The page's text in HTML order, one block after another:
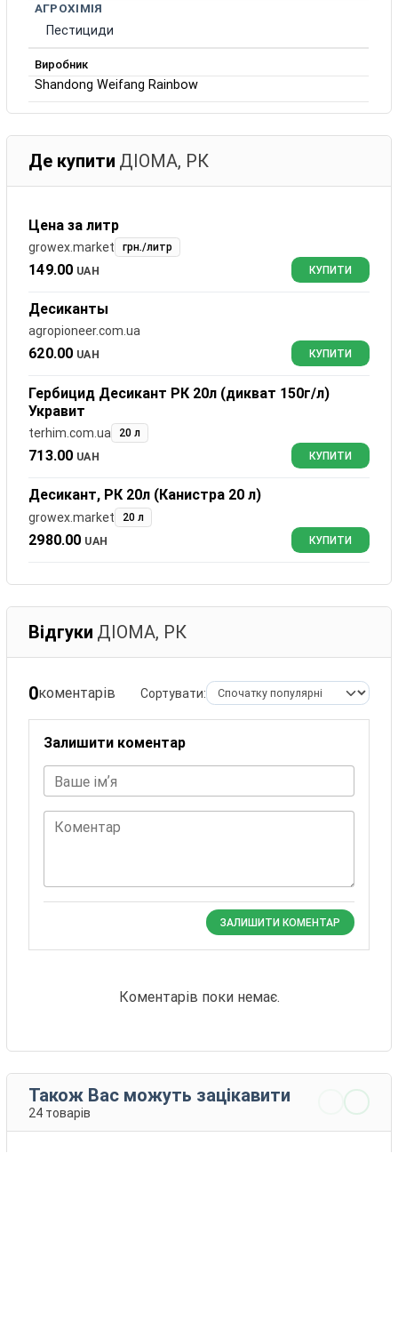
АГРОХІМІЯ
Пестициди
Виробник
Shandong Weifang Rainbow
Де купити ДІОМА, РК
Цена за литр
growex.market грн./литр
149.00 UAH КУПИТИ
Десиканты
agropioneer.com.ua
620.00 UAH КУПИТИ
Гербицид Десикант РК 20л (дикват 150г/л)
Укравит
terhim.com.ua 20 л
713.00 UAH КУПИТИ
Десикант, РК 20л (Канистра 20 л)
growex.market 20 л
2980.00 UAH КУПИТИ
Відгуки ДІОМА, РК
0коментарів Сортувати:
Залишити коментар
Ваше імʼя
Коментар
ЗАЛИШИТИ КОМЕНТАР
Коментарів поки немає.
Також Вас можуть зацікавити
24 товарів